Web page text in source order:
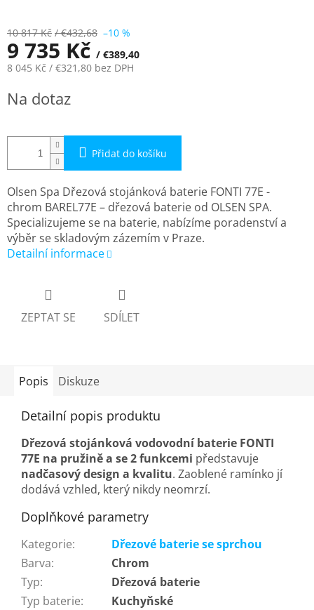
10 817 Kč / €432,68 –10 %
9 735 Kč / €389,40
8 045 Kč / €321,80 bez DPH
cena:
Na dotaz
Přidat do košíku
Olsen Spa Dřezová stojánková baterie FONTI 77E -
chrom BAREL77E – dřezová baterie od OLSEN SPA.
Specializujeme se na baterie, nabízíme poradenství a
výběr se skladovým zázemím v Praze.
Detailní informace
ZEPTAT SE SDÍLET
Popis Diskuze
Detailní popis produktu
Dřezová stojánková vodovodní baterie FONTI
77E na pružině a se 2 funkcemi představuje
nadčasový design a kvalitu. Zaoblené ramínko jí
dodává vzhled, který nikdy neomrzí.
Doplňkové parametry
Kategorie:
Dřezové baterie se sprchou
Barva:
Chrom
Typ:
Dřezová baterie
Typ baterie:
Kuchyňské